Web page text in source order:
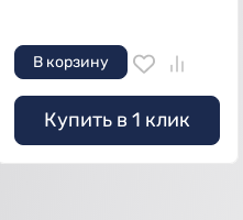
В корзину
Купить в 1 клик